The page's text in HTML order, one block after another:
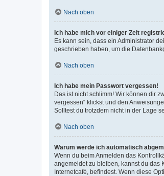
Nach oben
Ich habe mich vor einiger Zeit
Es kann sein, dass ein Administrator
geschrieben haben, um die
Nach oben
Ich habe mein Passwort vergessen!
Das ist nicht schlimm! Wir können dir
vergessen“ klickst und den
Solltest du trotzdem nicht in der Lage
Nach oben
Warum werde ich automatisch
Wenn du beim Anmelden das
angemeldet zu bleiben, kannst du das
Internetcafé, befindest. Wenn diese